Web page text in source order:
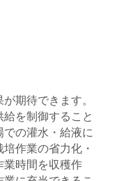
期待できます。
を制御すること
の灌水・給液に
作業の省力化・
業時間を収穫作